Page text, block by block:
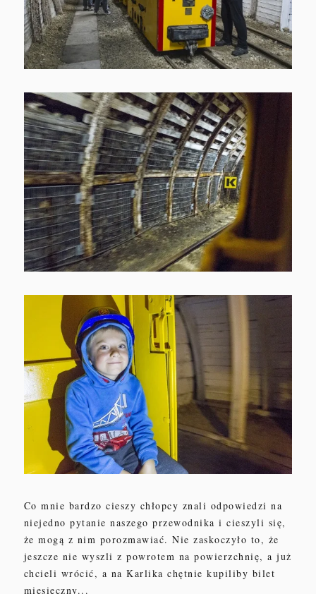
Co mnie bardzo cieszy chłopcy znali odpowiedzi na
niejedno pytanie naszego przewodnika i cieszyli się,
że mogą z nim porozmawiać.Nie zaskoczyło to, że
jeszcze nie wyszli z powrotem na powierzchnię, a już
chcieli wrócić, a na Karlika chętnie kupiliby bilet
miesięczny...